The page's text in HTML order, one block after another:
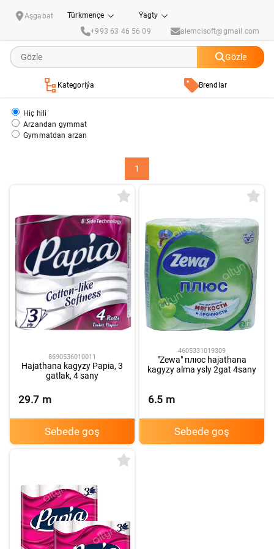
Aşgabat Türkmençe
Ýagty
+993 63 46 56 09
alemcisoft@gmail.com
Gözle
Kategoriýa Brendlar
Hiç hili
Arzandan gymmat
Gymmatdan arzan
1
8690536010011
Hajathana kagyzy Papia, 3
gatlak, 4 sany
29.7 m
Sebede goş
4605331019309
"Zewa" плюс hajathana
kagyzy alma ysly 2gat 4sany
6.5 m
Sebede goş